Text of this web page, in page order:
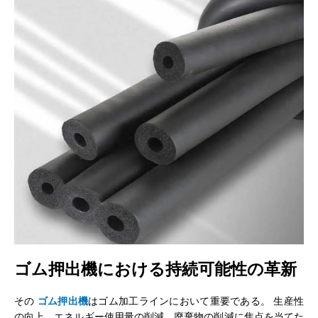
ゴム押出機における持続可能性の革新
その ゴム押出機はゴム加工ラインにおいて重要である。 生産性